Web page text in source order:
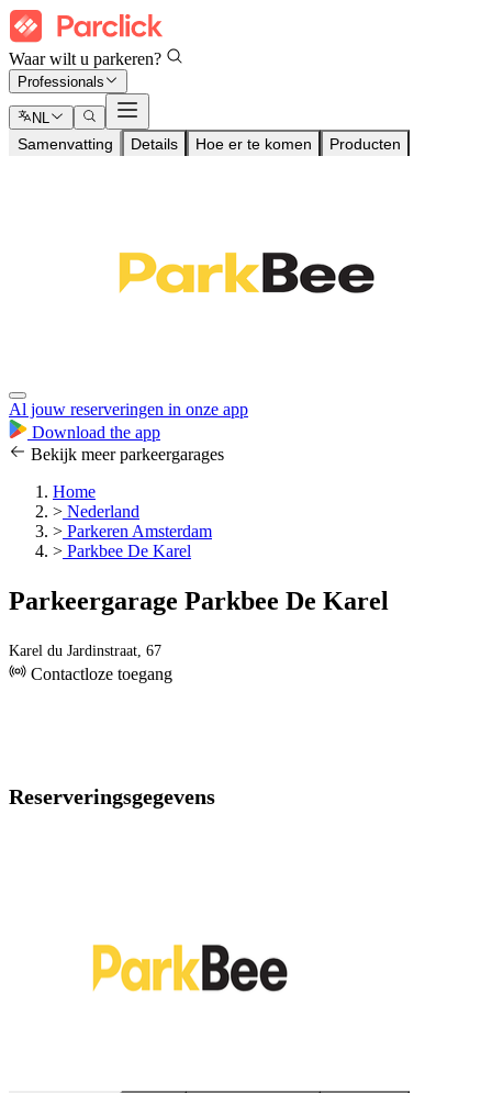
Waar wilt u parkeren?
Professionals
NL
Samenvatting Details Hoe er te komen Producten
Al jouw reserveringen in onze app
Download the app
Bekijk meer parkeergarages
Home
> Nederland
> Parkeren Amsterdam
> Parkbee De Karel
Parkeergarage Parkbee De Karel
Karel du Jardinstraat, 67
Contactloze toegang
Reserveringsgegevens